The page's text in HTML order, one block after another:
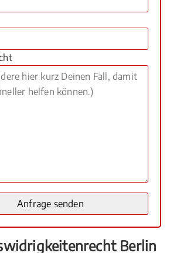
Berlin